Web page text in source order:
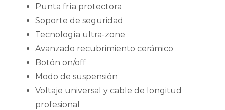
Punta fría protectora
Soporte de seguridad
Tecnología ultra-zone
Avanzado recubrimiento cerámico
Botón on/off
Modo de suspensión
Voltaje universal y cable de longitud
profesional